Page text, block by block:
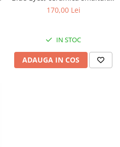
pictata manual, 500 ml
170,00 Lei
IN STOC
ADAUGA IN COS